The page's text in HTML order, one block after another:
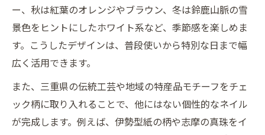
ー、秋は紅葉のオレンジやブラウン、冬は鈴鹿山脈の雪
景色をヒントにしたホワイト系など、季節感を楽しめま
す。こうしたデザインは、普段使いから特別な日まで幅
広く活用できます。
また、三重県の伝統工芸や地域の特産品モチーフをチェ
ック柄に取り入れることで、他にはない個性的なネイル
が完成します。例えば、伊勢型紙の柄や志摩の真珠をイ